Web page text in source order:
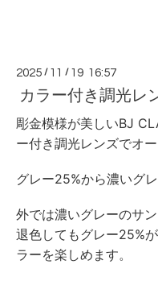
2025 / 11 / 19 16:57
カラー付き調光レ
彫金模様が美しいBJ
ー付き調光レンズでオ
グレー25%から濃いグ
外では濃いグレーのサン
退色してもグレー25%
ラーを楽しめます。